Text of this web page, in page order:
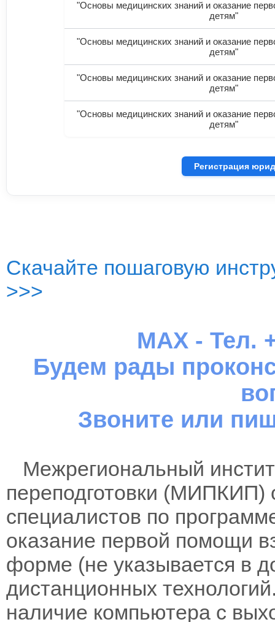
"Основы медицинских знаний и оказание
детям"
"Основы медицинских знаний и оказание
детям"
"Основы медицинских знаний и оказание
детям"
"Основы медицинских знаний и оказание
детям"
Регистрация
Скачайте пошаговую
>>>
MAX - Тел.
Будем рады
Звоните или
Межрегиональный
переподготовки (МИПКИП)
специалистов по
оказание первой помощи
форме (не указывается в
дистанционных
наличие компьютера с